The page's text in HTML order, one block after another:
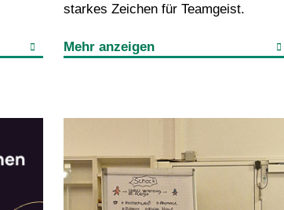
starkes Zeichen für Teamgeist.
Mehr anzeigen